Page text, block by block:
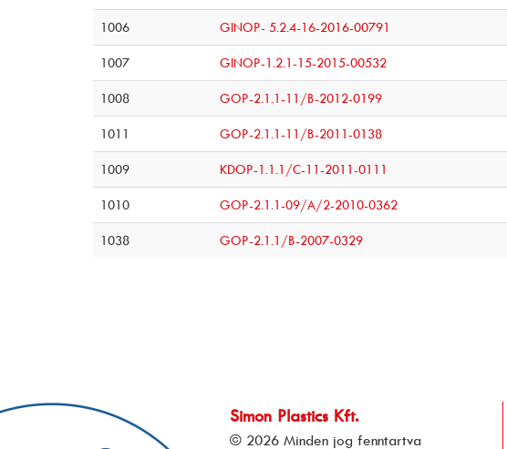
1006 GINOP- 5.2.4-16-2016-00791
1007 GINOP-1.2.1-15-2015-00532
1008 GOP-2.1.1-11/B-2012-0199
1011 GOP-2.1.1-11/B-2011-0138
1009 KDOP-1.1.1/C-11-2011-0111
1010 GOP-2.1.1-09/A/2-2010-0362
1038 GOP-2.1.1/B-2007-0329
Simon Plastics Kft.
© 2026 Minden jog fenntartva